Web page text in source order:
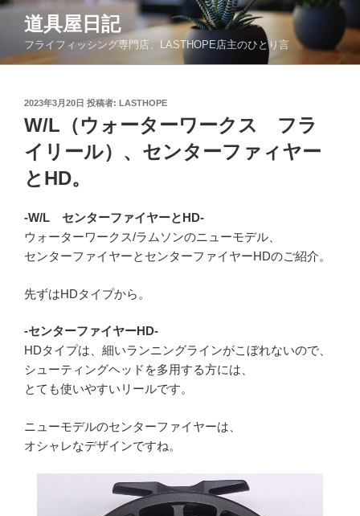
コ
ン
道具屋日記
フライフィッシング専門店、LASTHOPE店主のひとり言
投
稿
日:
2023年3月20日 投稿者: LASTHOPE
W/L（ウォーターワークス フラ
イリール）、センターファィヤー
とHD。
-W/L センターファイヤーとHD-
ウォーターワークス/ラムソンのニューモデル、
センターファイヤーとセンターファイヤーHDのご紹介。
先ずはHDタイプから。
-センターファイヤーHD-
HDタイプは、細いランニングラインがこぼれないので、
シューティングヘッドを多用する方には、
とても使いやすいリールです。
ニューモデルのセンターファイヤーは、
オシャレなデザインですね。